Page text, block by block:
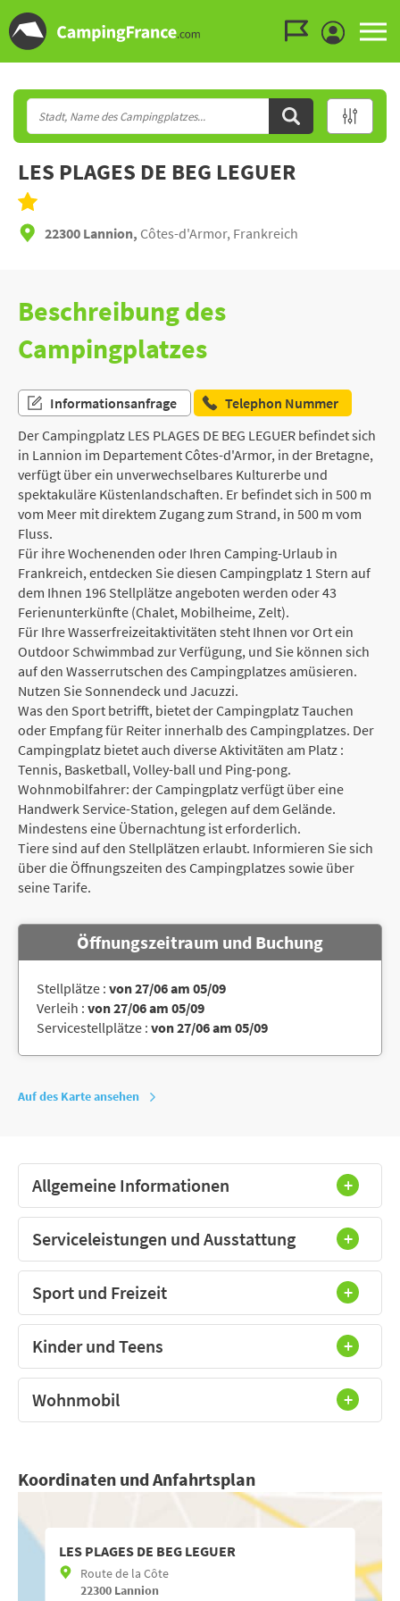
LES PLAGES DE BEG LEGUER
22300 Lannion, Côtes-d'Armor, Frankreich
Beschreibung des
Campingplatzes
Informationsanfrage
Telephon Nummer
Der Campingplatz LES PLAGES DE BEG LEGUER befindet sich
in Lannion im Departement Côtes-d'Armor, in der Bretagne,
verfügt über ein unverwechselbares Kulturerbe und
spektakuläre Küstenlandschaften. Er befindet sich in 500 m
vom Meer mit direktem Zugang zum Strand, in 500 m vom
Fluss.
Für ihre Wochenenden oder Ihren Camping-Urlaub in
Frankreich, entdecken Sie diesen Campingplatz 1 Stern auf
dem Ihnen 196 Stellplätze angeboten werden oder 43
Ferienunterkünfte (Chalet, Mobilheime, Zelt).
Für Ihre Wasserfreizeitaktivitäten steht Ihnen vor Ort ein
Outdoor Schwimmbad zur Verfügung, und Sie können sich
auf den Wasserrutschen des Campingplatzes amüsieren.
Nutzen Sie Sonnendeck und Jacuzzi.
Was den Sport betrifft, bietet der Campingplatz Tauchen
oder Empfang für Reiter innerhalb des Campingplatzes. Der
Campingplatz bietet auch diverse Aktivitäten am Platz :
Tennis, Basketball, Volley-ball und Ping-pong.
Wohnmobilfahrer: der Campingplatz verfügt über eine
Handwerk Service-Station, gelegen auf dem Gelände.
Mindestens eine Übernachtung ist erforderlich.
Tiere sind auf den Stellplätzen erlaubt. Informieren Sie sich
über die Öffnungszeiten des Campingplatzes sowie über
seine Tarife.
Öffnungszeitraum und Buchung
Stellplätze : von 27/06 am 05/09
Verleih : von 27/06 am 05/09
Servicestellplätze : von 27/06 am 05/09
Auf des Karte ansehen
Allgemeine Informationen
Serviceleistungen und Ausstattung
Sport und Freizeit
Kinder und Teens
Wohnmobil
Koordinaten und Anfahrtsplan
LES PLAGES DE BEG LEGUER
Route de la Côte
22300 Lannion